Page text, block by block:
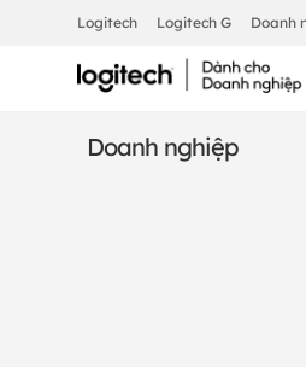
BỘ
CÔNG
Logitech Logitech G Doanh
Doanh nghiệp